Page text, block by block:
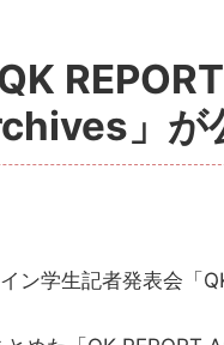
」が
ン学生記者発表会「